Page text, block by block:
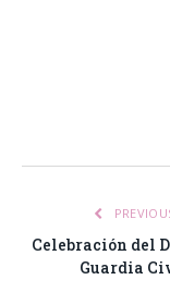
Celebración del
Guardia